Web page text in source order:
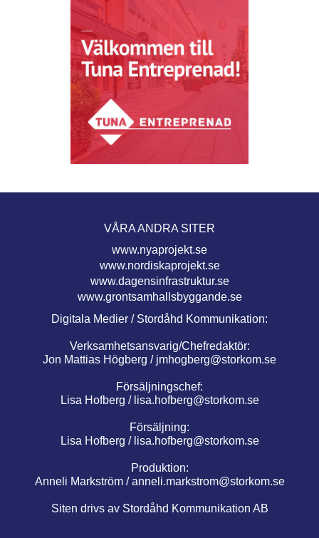
VÅRA ANDRA SITER
www.nyaprojekt.se
www.nordiskaprojekt.se
www.dagensinfrastruktur.se
www.grontsamhallsbyggande.se
Digitala Medier / Stordåhd Kommunikation:
Verksamhetsansvarig/Chefredaktör:
Jon Mattias Högberg / jmhogberg@storkom.se
Försäljningschef:
Lisa Hofberg / lisa.hofberg@storkom.se
Försäljning:
Lisa Hofberg / lisa.hofberg@storkom.se
Produktion:
Anneli Markström /anneli.markstrom@storkom.se
Siten drivs av Stordåhd Kommunikation AB